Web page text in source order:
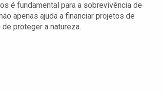
é fundamental para a sobrevivência de
apenas ajuda a financiar projetos de
proteger a natureza.